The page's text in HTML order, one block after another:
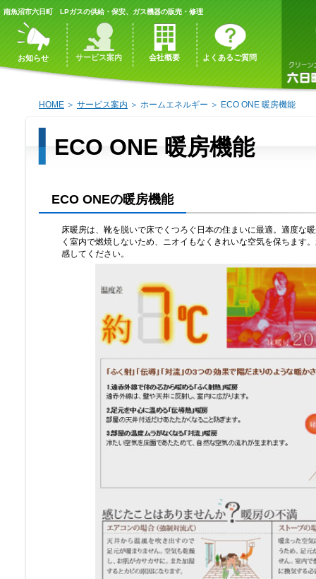
南魚沼市六日町 LPガスの供給・保安、ガス機器の販売・修理
お知らせ サービス案内 会社概要 よくあるご質問
HOME ＞ サービス案内 ＞ ホームエネルギー ＞ ECO ONE 暖房機能
ECO ONE 暖房機能
ECO ONEの暖房機能
床暖房は、靴を脱いで床でくつろぐ日本の住まいに最適。適度な
く室内で燃焼しないため、ニオイもなくきれいな空気を保ちます
感してください。